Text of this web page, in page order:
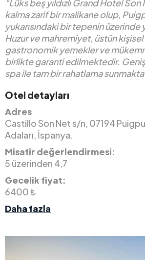
“Lüks beş yıldızlı Grand Hotel Son
kalma zarif bir malikane olup,
yukarısındaki bir tepenin üzerinde
Huzur ve mahremiyet, üstün
gastronomik yemekler ve
birlikte garanti edilmektedir.
spa ile tam bir rahatlama
Otel detayları
Adres
Castillo Son Net s/n, 07194
Adaları, İspanya.
Misafir değerlendirmesi:
5 üzerinden 4,7
Gecelik fiyat:
6400 ₺
Daha fazla